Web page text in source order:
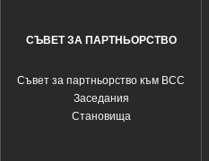
СЪВЕТ ЗА ПАРТНЬОРСТВО
Съвет за партньорство към ВСС
Заседания
Становища